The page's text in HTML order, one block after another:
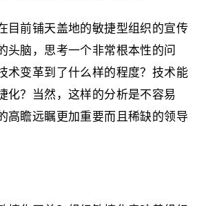
目前铺天盖地的敏捷型组织的宣传
头脑，思考一个非常根本性的问
术变革到了什么样的程度？技术能
化？当然，这样的分析是不容易
高瞻远瞩更加重要而且稀缺的领导